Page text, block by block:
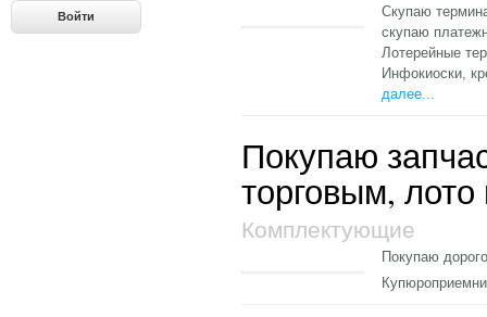
Скупаю
скупаю
Лотерейные
Инфокиоски,
далее...
Покупаю
торговым, лото
Комплектующие
Покупаю